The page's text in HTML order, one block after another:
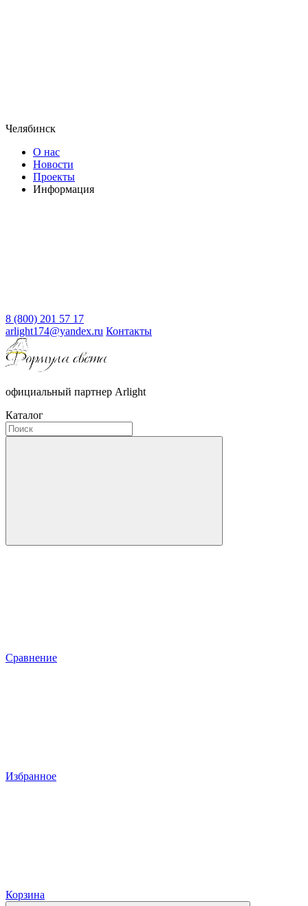
Челябинск
О нас
Новости
Проекты
Информация
8 (800) 201 57 17
arlight174@yandex.ru Контакты
официальный партнер Arlight
Каталог
Сравнение
Избранное
Корзина